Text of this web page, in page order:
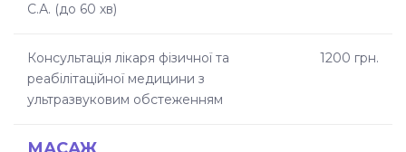
С.А. (до 60 хв)
Консультація лікаря фізичної та
реабілітаційної медицини з
ультразвуковим обстеженням
1200 грн.